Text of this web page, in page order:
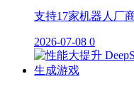
支持17家机器人厂
2026-07-08 0